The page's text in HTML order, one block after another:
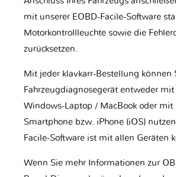
mit unserer EOBD-Facile-Software
Motorkontrollleuchte sowie die
zurücksetzen.
Mit jeder klavkarr-Bestellung können
Fahrzeugdiagnosegerät entweder
Windows-Laptop / MacBook oder mit
Smartphone bzw. iPhone (iOS)
Facile-Software ist mit allen Geräten
Wenn Sie mehr Informationen zur